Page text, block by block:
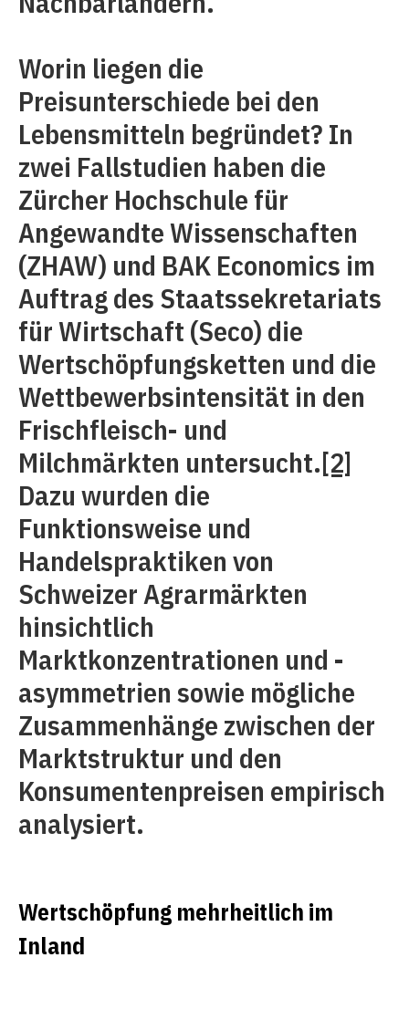
Worin liegen die
Preisunterschiede bei den
Lebensmitteln begründet? In
zwei Fallstudien haben die
Zürcher Hochschule für
Angewandte Wissenschaften
(ZHAW) und BAK Economics im
Auftrag des Staatssekretariats
für Wirtschaft (Seco) die
Wertschöpfungsketten und die
Wettbewerbsintensität in den
Frischfleisch- und
Milchmärkten untersucht.[2]
Dazu wurden die
Funktionsweise und
Handelspraktiken von
Schweizer Agrarmärkten
hinsichtlich
Marktkonzentrationen und -
asymmetrien sowie mögliche
Zusammenhänge zwischen der
Marktstruktur und den
Konsumentenpreisen empirisch
analysiert.
Wertschöpfung mehrheitlich im
Inland